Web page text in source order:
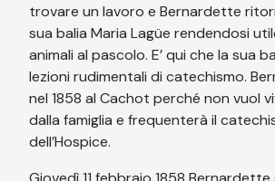
trovare un lavoro e Bernardette
sua balia Maria Lagüe rendendosi
animali al pascolo. E’ qui che la sua
lezioni rudimentali di catechismo.
nel 1858 al Cachot perché non vuol
dalla famiglia e frequenterà il
dell’Hospice.